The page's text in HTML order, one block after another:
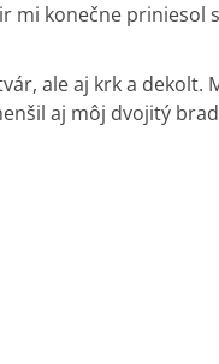
mi konečne priniesol
ale aj krk a dekolt.
aj môj dvojitý